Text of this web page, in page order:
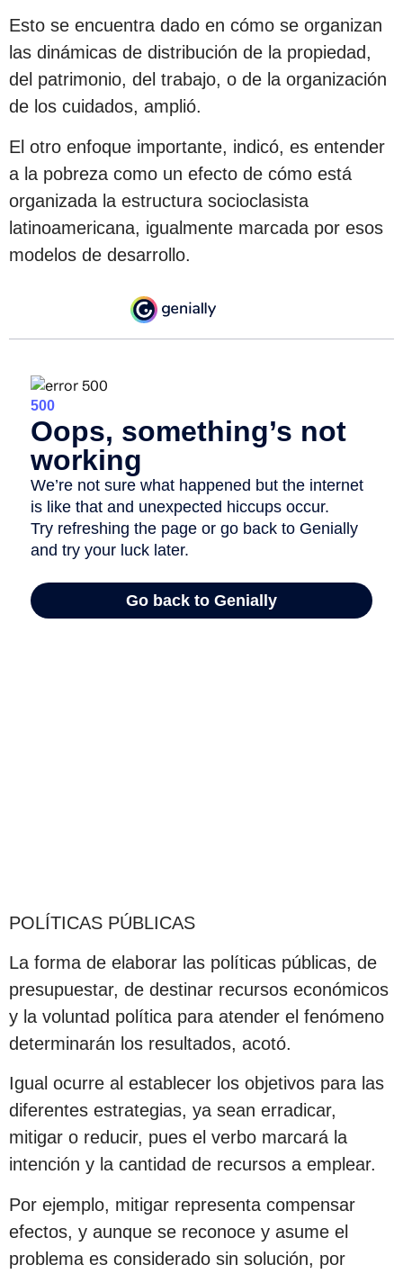
Esto se encuentra dado en cómo se organizan
las dinámicas de distribución de la propiedad,
del patrimonio, del trabajo, o de la organización
de los cuidados, amplió.
El otro enfoque importante, indicó, es entender
a la pobreza como un efecto de cómo está
organizada la estructura socioclasista
latinoamericana, igualmente marcada por esos
modelos de desarrollo.
POLÍTICAS PÚBLICAS
La forma de elaborar las políticas públicas, de
presupuestar, de destinar recursos económicos
y la voluntad política para atender el fenómeno
determinarán los resultados, acotó.
Igual ocurre al establecer los objetivos para las
diferentes estrategias, ya sean erradicar,
mitigar o reducir, pues el verbo marcará la
intención y la cantidad de recursos a emplear.
Por ejemplo, mitigar representa compensar
efectos, y aunque se reconoce y asume el
problema es considerado sin solución, por